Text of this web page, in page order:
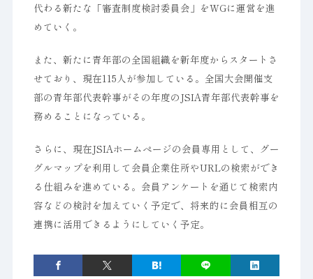
代わる新たな「審査制度検討委員会」をWGに運営を進
めていく。
また、新たに青年部の全国組織を新年度からスタートさ
せており、現在115人が参加している。全国大会開催支
部の青年部代表幹事がその年度のJSIA青年部代表幹事を
務めることになっている。
さらに、現在JSIAホームぺージの会員専用として、グー
グルマップを利用して会員企業住所やURLの検索ができ
る仕組みを進めている。会員アンケートを通じて検索内
容などの検討を加えていく予定で、将来的に会員相互の
連携に活用できるようにしていく予定。